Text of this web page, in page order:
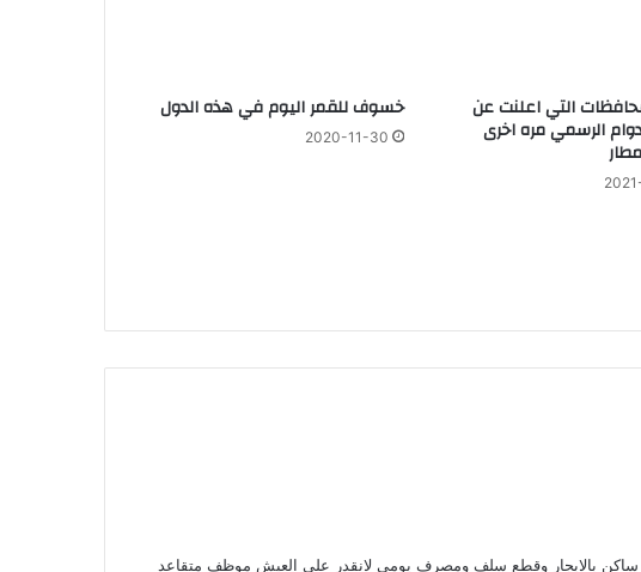
التي اعلنت عن
الرسمي مره اخرى
خسوف للقمر اليوم في هذه الدول
2020-11-30
ساكن بالايجار وقطع سلف ومصرف يومي لانقدر على العيش موظف متقاعد